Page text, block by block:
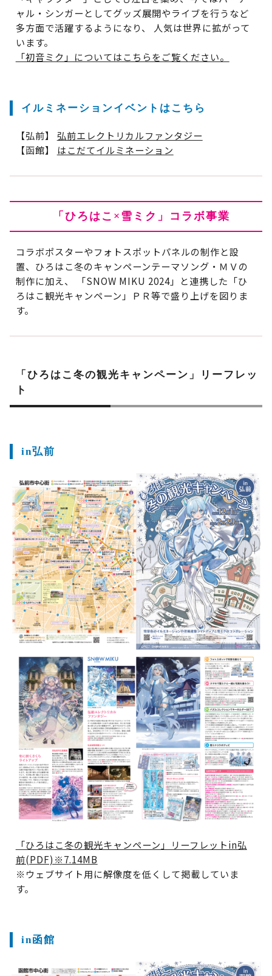
ャル・シンガーとしてグッズ展開やライブを行うなど
多方面で活躍するようになり、 人気は世界に拡がって
います。
「初音ミク」についてはこちらをご覧ください。
イルミネーションイベントはこちら
【弘前】
弘前エレクトリカルファンタジー
【函館】
はこだてイルミネーション
「ひろはこ×雪ミク」コラボ事業
コラボポスターやフォトスポットパネルの制作と設
置、ひろはこ冬のキャンペーンテーマソング・ＭＶの
制作に加え、 「SNOW MIKU 2024」と連携した「ひ
ろはこ観光キャンペーン」ＰＲ等で盛り上げを図りま
す。
「ひろはこ冬の観光キャンペーン」リーフレッ
ト
in弘前
「ひろはこ冬の観光キャンペーン」リーフレットin弘
前(PDF)※7.14MB
※ウェブサイト用に解像度を低くして掲載していま
す。
in函館